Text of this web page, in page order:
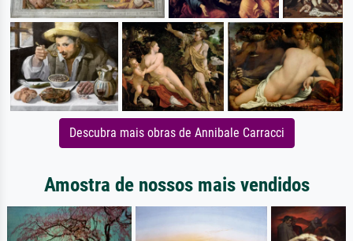
Descubra mais obras de Annibale Carracci
Amostra de nossos mais vendidos